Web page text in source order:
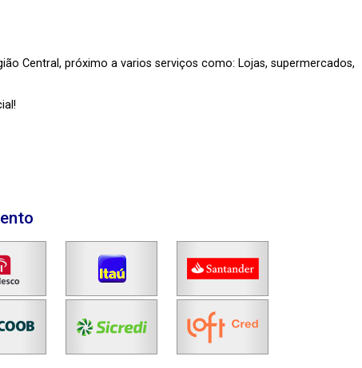
Central, próximo a varios serviços como: Lojas, supermercados,